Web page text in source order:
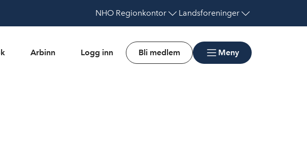
NHO Regionkontor Landsforeninger
Arbinn Logg inn Bli medlem Meny